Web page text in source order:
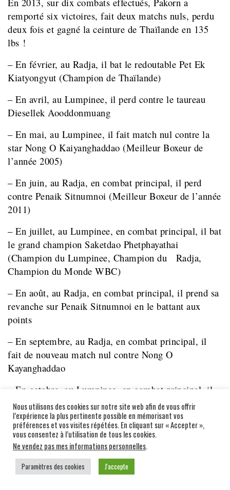
remporté six victoires, fait deux matchs nuls, perdu
deux fois et gagné la ceinture de Thaïlande en 135
lbs !
– En février, au Radja, il bat le redoutable Pet Ek
Kiatyongyut (Champion de Thaïlande)
– En avril, au Lumpinee, il perd contre le taureau
Diesellek Aooddonmuang
– En mai, au Lumpinee, il fait match nul contre la
star Nong O Kaiyanghaddao (Meilleur Boxeur de
l’année 2005)
– En juin, au Radja, en combat principal, il perd
contre Penaik Sitnumnoi (Meilleur Boxeur de l’année
2011)
– En juillet, au Lumpinee, en combat principal, il bat
le grand champion Saketdao Phetphayathai
(Champion du Lumpinee, Champion du Radja,
Champion du Monde WBC)
– En août, au Radja, en combat principal, il prend sa
revanche sur Penaik Sitnumnoi en le battant aux
points
– En septembre, au Radja, en combat principal, il
fait de nouveau match nul contre Nong O
Kayanghaddao
– En octobre, au Lumpinee, en combat principal, il
bat le jeune prodige Phetpanomrung Kiatmoo9
(Champion de Thaïlande)
– En novembre, au Radja, il bat le grand champion
Jomtong Chuwattana (Champion du Radja, champion
du Monde WBC)
Nous utilisons des cookies sur notre site web afin de vous offrir
l’expérience la plus pertinente possible en mémorisant vos
préférences et vos visites répétées. En cliquant sur « Accepter »,
vous consentez à l’utilisation de tous les cookies.
Ne vendez pas mes informations personnelles.
Paramètres des cookies J'accepte